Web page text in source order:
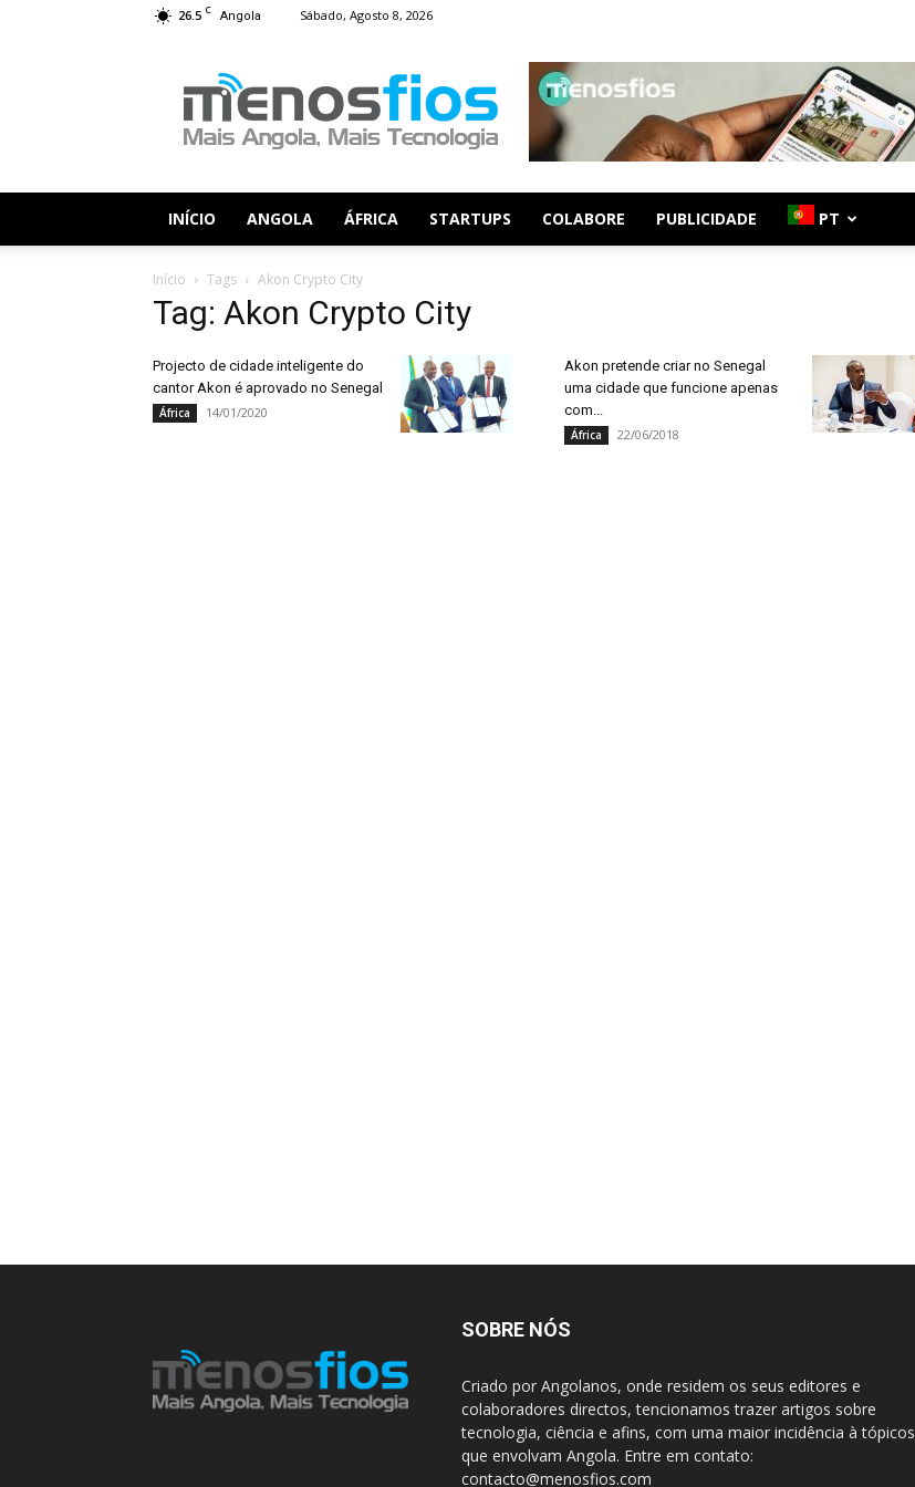
26.5 C Angola Sábado, Agosto 8, 2026
Fios
INÍCIO ANGOLA ÁFRICA STARTUPS COLABORE PUBLICIDADE PT
Início Tags Akon Crypto City
Tag: Akon Crypto City
Projecto de cidade inteligente do
cantor Akon é aprovado no Senegal
África 14/01/2020
Akon pretende criar no Senegal
uma cidade que funcione apenas
com...
África 22/06/2018
SOBRE NÓS
Criado por Angolanos, onde residem os seus editores e
colaboradores directos, tencionamos trazer artigos sobre
tecnologia, ciência e afins, com uma maior incidência à tópicos
que envolvam Angola. Entre em contato:
contacto@menosfios.com